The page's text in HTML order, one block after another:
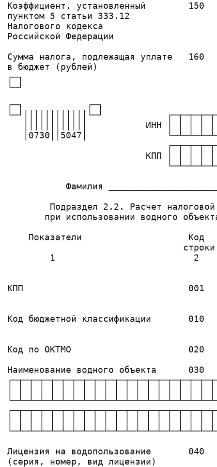
Коэффициент, установленный        150
пунктом 5 статьи 333.12
Налогового кодекса
Российской Федерации
Сумма налога, подлежащая уплате
в бюджет (рублей)
┌─┐
┌─┐            ┌─┐
└─┘││││││││││││└─┘
││││││││││││           ИНН │ │ │ │
│0730││5047│
КПП │ │ │ │
Фамилия
Подраздел 2.2. Расчет
при использовании водного
Показатели                    Код
                                 строки
1                          2
КПП                               001   │
Код бюджетной классификации
Код по ОКТМО                      020
Наименование водного объекта      030
Лицензия на водопользование
(серия, номер, вид лицензии)